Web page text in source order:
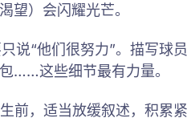
望）会闪耀光芒。
说“他们很努力”。描写球
……这些细节最有力量。
前，适当放缓叙述，积累